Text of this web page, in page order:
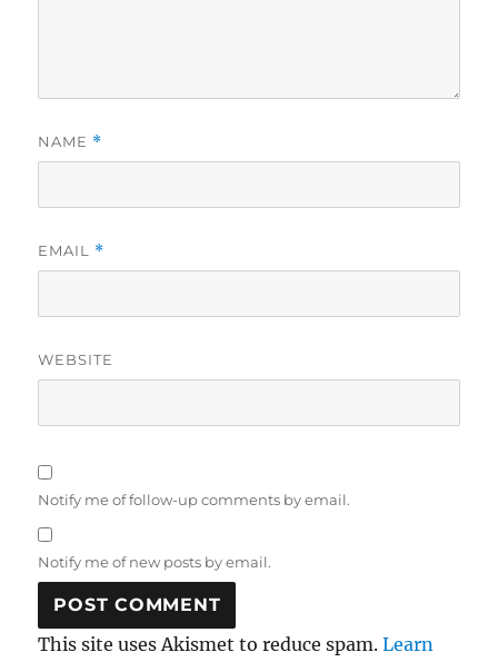
NAME *
EMAIL *
WEBSITE
Notify me of follow-up comments by email.
Notify me of new posts by email.
This site uses Akismet to reduce spam.Learn